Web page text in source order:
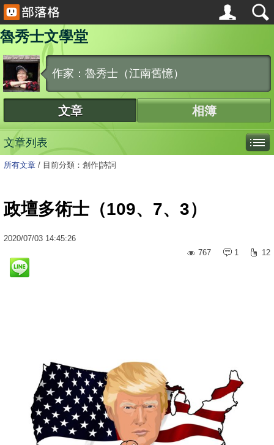
魯秀士文學堂
作家：魯秀士（江南舊憶）
文章 相簿
文章列表
所有文章 / 目前分類：創作|詩詞
政壇多術士（109、7、3）
2020/07/03 14:45:26
767
1 12